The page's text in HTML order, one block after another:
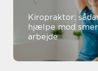
Kiropraktor:
hjælpe mod
arbejde